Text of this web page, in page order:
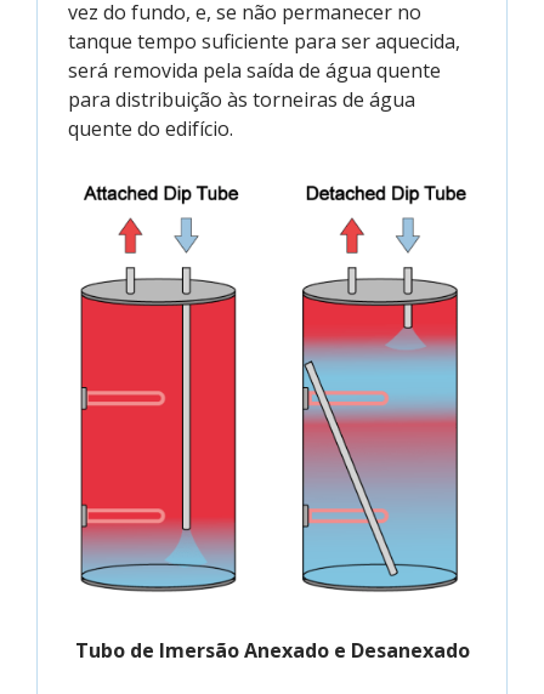
vez do fundo, e, se não permanecer no
tanque tempo suficiente para ser aquecida,
será removida pela saída de água quente
para distribuição às torneiras de água
quente do edifício.
Tubo de Imersão Anexado e Desanexado